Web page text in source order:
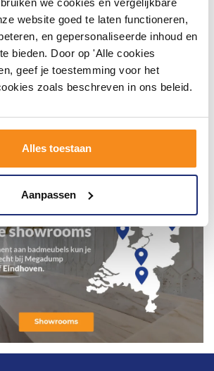
we cookies en vergelijkbare
website goed te laten functioneren,
en gepersonaliseerde inhoud en
bieden. Door op 'Alle cookies
geef je toestemming voor het
zoals beschreven in ons beleid.
Alles toestaan
Aanpassen